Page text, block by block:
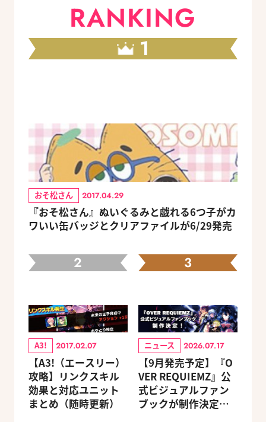
RANKING
1
おそ松さん 2017.04.29
『おそ松さん』ぬいぐるみと戯れる6つ子がカ
ワいい缶バッジとクリアファイルが6/29発売
2
A3! 2017.02.07
【A3!（エースリー）
攻略】リンクスキル
効果と対応ユニット
まとめ（随時更新）
3
ニュース 2026.07.17
【9月発売予定】『O
VER REQUIEMZ』公
式ビジュアルファン
ブックが制作決定！